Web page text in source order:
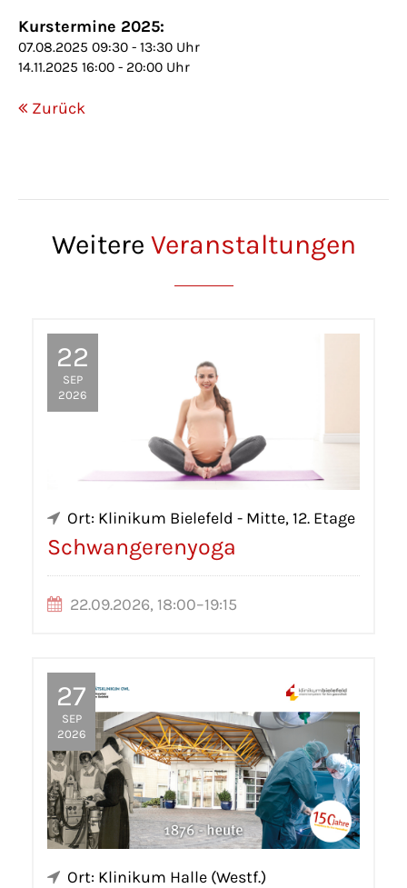
Kurstermine 2025:
07.08.2025 09:30 - 13:30 Uhr
14.11.2025 16:00 - 20:00 Uhr
Zurück
Weitere Veranstaltungen
22
SEP
2026
Ort: Klinikum Bielefeld - Mitte, 12. Etage
Schwangerenyoga
22.09.2026, 18:00–19:15
27
SEP
2026
Ort: Klinikum Halle (Westf.)